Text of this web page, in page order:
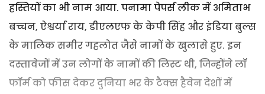
हस्तियों का भी नाम आया. पनामा पेपर्स लीक में अमिताभ
बच्चन, ऐश्वर्या राय, डीएलएफ के केपी सिंह और इंडिया बुल्स
के मालिक समीर गहलोत जैसे नामों के खुलासे हुए. इन
दस्तावेजों में उन लोगों के नामों की लिस्ट थी, जिन्होंने लॉ
फॉर्म को फीस देकर दुनिया भर के टैक्स हैवेन देशों में